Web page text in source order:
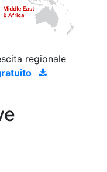
regionale